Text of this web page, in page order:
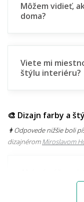
Môžem vidieť,
doma?
Viete mi
štýlu interiéru?
🎨 Dizajn farby a
👨‍Odpovede nižšie boli
dizajnéromMiroslavom